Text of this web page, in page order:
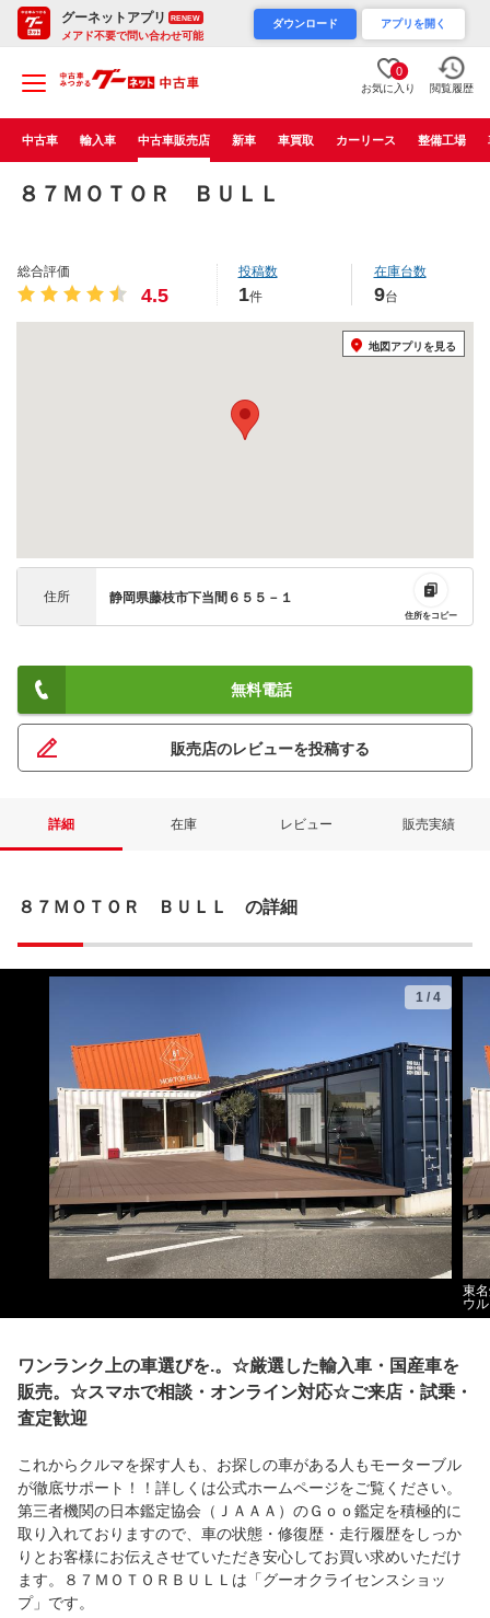
グーネットアプリ RENEW
メアド不要で問い合わせ可能
ダウンロード アプリを開く
0
お気に入り 閲覧履歴
中古車 輸入車 中古車販売店 新車 車買取 カーリース 整備工場
８７ＭＯＴＯＲ ＢＵＬＬ
総合評価
4.5
投稿数
1件
在庫台数
9台
地図アプリを見る
住所 静岡県藤枝市下当間６５５－１
住所をコピー
無料電話
販売店のレビューを投稿する
詳細 在庫 レビュー 販売実績
８７ＭＯＴＯＲ ＢＵＬＬ の詳細
1 / 4
東
ウ
ワンランク上の車選びを.。☆厳選した輸入車・国産車を
販売。☆スマホで相談・オンライン対応☆ご来店・試乗・
査定歓迎
これからクルマを探す人も、お探しの車がある人もモーターブル
が徹底サポート！！詳しくは公式ホームページをご覧ください。
第三者機関の日本鑑定協会（ＪＡＡＡ）のＧｏｏ鑑定を積極的に
取り入れておりますので、車の状態・修復歴・走行履歴をしっか
りとお客様にお伝えさせていただき安心してお買い求めいただけ
ます。８７ＭＯＴＯＲＢＵＬＬは「グーオクライセンスショッ
プ」です。